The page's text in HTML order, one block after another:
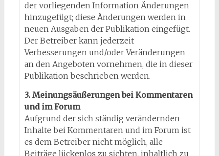
der vorliegenden Information Änderungen
hinzugefügt; diese Änderungen werden in
neuen Ausgaben der Publikation eingefügt.
Der Betreiber kann jederzeit
Verbesserungen und/oder Veränderungen
an den Angeboten vornehmen, die in dieser
Publikation beschrieben werden.
3. Meinungsäußerungen bei Kommentaren
und im Forum
Aufgrund der sich ständig verändernden
Inhalte bei Kommentaren und im Forum ist
es dem Betreiber nicht möglich, alle
Beiträge lückenlos zu sichten, inhaltlich zu